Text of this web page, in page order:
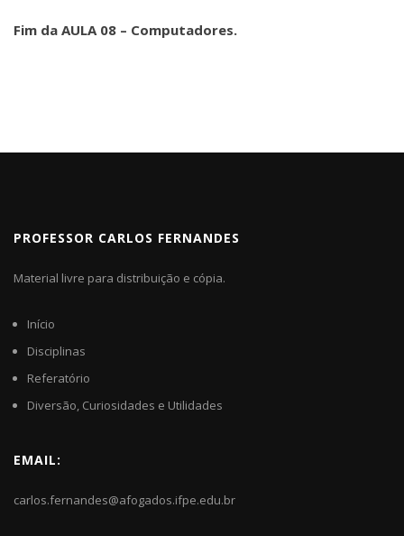
Fim da AULA 08 – Computadores.
PROFESSOR CARLOS FERNANDES
Material livre para distribuição e cópia.
Início
Disciplinas
Referatório
Diversão, Curiosidades e Utilidades
EMAIL:
carlos.fernandes@afogados.ifpe.edu.br